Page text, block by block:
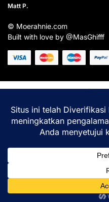
Matt P.
© Moerahnie.com
Built with love by @MasGhifff
pengalaman